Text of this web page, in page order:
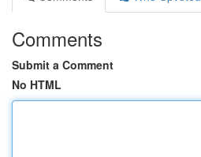
Comments
Submit a Comment
No HTML